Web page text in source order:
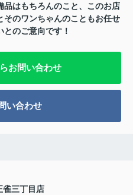
品はもちろんのこと、このお店
そのワンちゃんのこともお任せ
のご意向です！
お問い合わせ
い合わせ
雀三丁目店